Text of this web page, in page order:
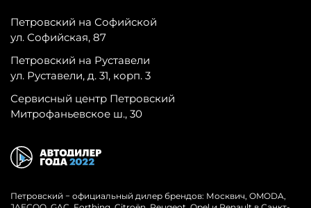
Петровский на Софийской
ул. Софийская, 87
Петровский на Руставели
ул. Руставели, д. 31, корп. 3
Сервисный центр Петровский
Митрофаньевское ш., 30
Петровский − официальный дилер брендов: Москвич, OMODA,